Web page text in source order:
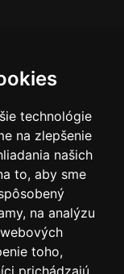
technológie
na zlepšenie
našich
to, aby sme
na analýzu
toho,
prichádzajú.
inak, nesmie byť
súhlasu
výrobkov
známkami